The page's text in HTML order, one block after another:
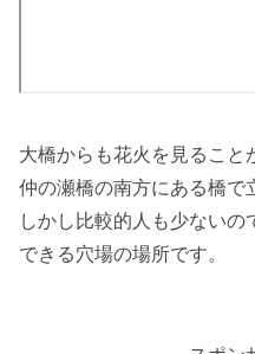
大橋からも花火を見ること
仲の瀬橋の南方にある橋で
しかし比較的人も少ない
できる穴場の場所です。